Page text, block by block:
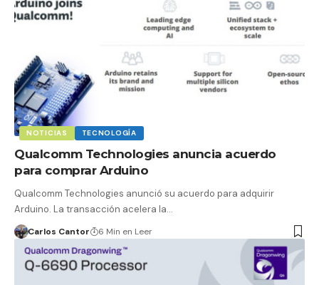
NOTICIAS TECNOLOGÍA
Qualcomm Technologies anuncia acuerdo
para comprar Arduino
Qualcomm Technologies anunció su acuerdo para adquirir
Arduino. La transacción acelera la…
Carlos Cantor 6 Min en Leer